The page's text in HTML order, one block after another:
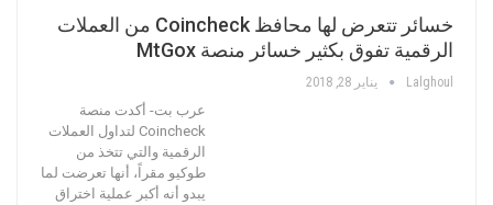
خسائر تتعرض لها محافظ Coincheck من العملات
الرقمية تفوق بكثير خسائر منصة MtGox
Lalghoul يناير 28, 2018
عرب بت- أكدت منصة
Coincheck لتداول العملات
الرقمية والتي تتخذ من
طوكيو مقراً، أنها تعرضت لما
يبدو أنه أكبر عملية اختراق